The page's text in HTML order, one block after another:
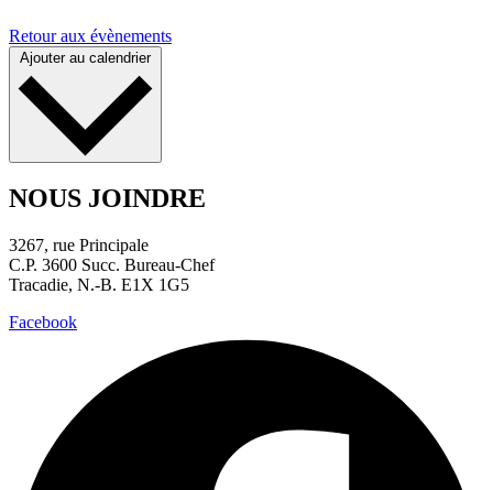
Retour aux évènements
Ajouter au calendrier
NOUS JOINDRE
3267, rue Principale
C.P. 3600 Succ. Bureau-Chef
Tracadie, N.-B. E1X 1G5
Facebook